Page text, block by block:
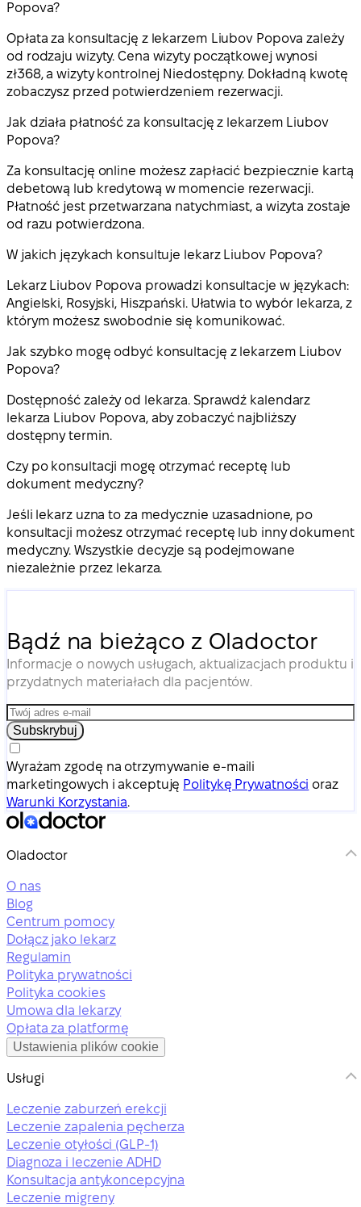
Popova?
Opłata za konsultację z lekarzem Liubov Popova zależy
od rodzaju wizyty. Cena wizyty początkowej wynosi
zł368, a wizyty kontrolnej Niedostępny. Dokładną kwotę
zobaczysz przed potwierdzeniem rezerwacji.
Jak działa płatność za konsultację z lekarzem Liubov
Popova?
Za konsultację online możesz zapłacić bezpiecznie kartą
debetową lub kredytową w momencie rezerwacji.
Płatność jest przetwarzana natychmiast, a wizyta zostaje
od razu potwierdzona.
W jakich językach konsultuje lekarz Liubov Popova?
Lekarz Liubov Popova prowadzi konsultacje w językach:
Angielski, Rosyjski, Hiszpański. Ułatwia to wybór lekarza, z
którym możesz swobodnie się komunikować.
Jak szybko mogę odbyć konsultację z lekarzem Liubov
Popova?
Dostępność zależy od lekarza. Sprawdź kalendarz
lekarza Liubov Popova, aby zobaczyć najbliższy
dostępny termin.
Czy po konsultacji mogę otrzymać receptę lub
dokument medyczny?
Jeśli lekarz uzna to za medycznie uzasadnione, po
konsultacji możesz otrzymać receptę lub inny dokument
medyczny. Wszystkie decyzje są podejmowane
niezależnie przez lekarza.
Bądź na bieżąco z Oladoctor
Informacje o nowych usługach, aktualizacjach produktu i
przydatnych materiałach dla pacjentów.
Subskrybuj
Wyrażam zgodę na otrzymywanie e-maili
marketingowych i akceptuję Politykę Prywatności oraz
Warunki Korzystania.
Oladoctor
O nas
Blog
Centrum pomocy
Dołącz jako lekarz
Regulamin
Polityka prywatności
Polityka cookies
Umowa dla lekarzy
Opłata za platformę
Ustawienia plików cookie
Usługi
Leczenie zaburzeń erekcji
Leczenie zapalenia pęcherza
Leczenie otyłości (GLP-1)
Diagnoza i leczenie ADHD
Konsultacja antykoncepcyjna
Leczenie migreny